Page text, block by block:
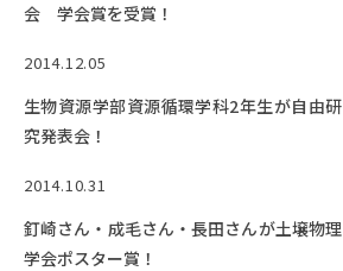
会 学会賞を受賞！
2014.12.05
生物資源学部資源循環学科2年生が自由研
究発表会！
2014.10.31
釘崎さん・成毛さん・長田さんが土壌物理
学会ポスター賞！